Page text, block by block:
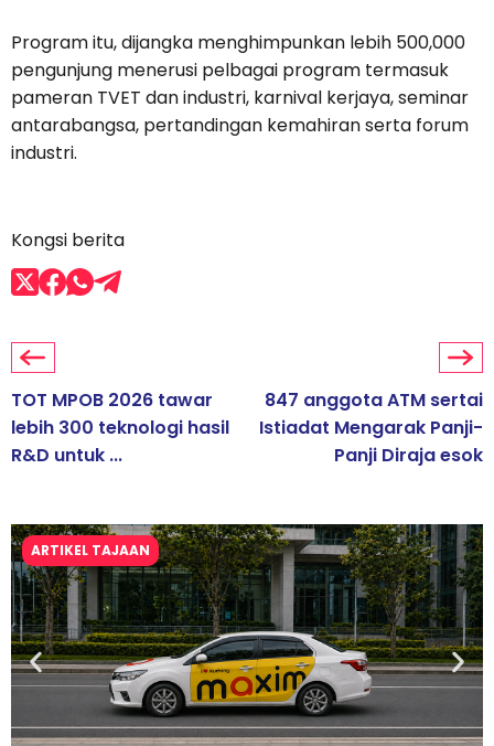
Program itu, dijangka menghimpunkan lebih 500,000
pengunjung menerusi pelbagai program termasuk
pameran TVET dan industri, karnival kerjaya, seminar
antarabangsa, pertandingan kemahiran serta forum
industri.
Kongsi berita
TOT MPOB 2026 tawar
lebih 300 teknologi hasil
R&D untuk ...
847 anggota ATM sertai
Istiadat Mengarak Panji-
Panji Diraja esok
ARTIKEL TAJAAN